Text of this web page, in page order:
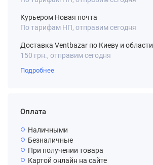
Курьером Новая почта
По тарифам НП, отправим сегодня
Доставка Ventbazar по Киеву и области
150 грн., отправим сегодня
Подробнее
Оплата
Наличными
Безналичные
При получении товара
Картой онлайн на сайте